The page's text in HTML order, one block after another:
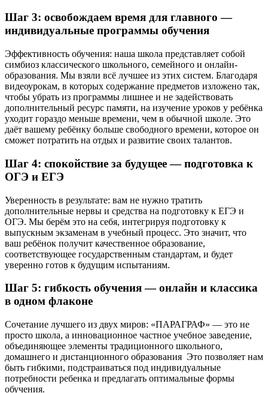
Шаг 3: освобождаем время для главного —
индивидуальные программы обучения
Эффективность обучения: наша школа представляет собой
симбиоз классического школьного, семейного и онлайн-
образования. Мы взяли всё лучшее из этих систем. Благодаря
видеоурокам, в которых содержание предметов изложено так,
чтобы убрать из программы лишнее и не задействовать
дополнительный ресурс памяти, на изучение уроков у ребёнка
уходит гораздо меньше времени, чем в обычной школе. Это
даёт вашему ребёнку больше свободного времени, которое он
сможет потратить на отдых и развитие своих талантов.
Шаг 4: спокойствие за будущее — подготовка к
ОГЭ и ЕГЭ
Уверенность в результате: вам не нужно тратить
дополнительные нервы и средства на подготовку к ЕГЭ и
ОГЭ. Мы берём это на себя, интегрируя подготовку к
выпускным экзаменам в учебный процесс. Это значит, что
ваш ребёнок получит качественное образование,
соответствующее государственным стандартам, и будет
уверенно готов к будущим испытаниям.
Шаг 5: гибкость обучения — онлайн и классика
в одном флаконе
Сочетание лучшего из двух миров: «ПАРАГРАФ» — это не
просто школа, а инновационное частное учебное заведение,
объединяющее элементы традиционного школьного,
домашнего и дистанционного образования Это позволяет нам
быть гибкими, подстраиваться под индивидуальные
потребности ребенка и предлагать оптимальные формы
обучения.